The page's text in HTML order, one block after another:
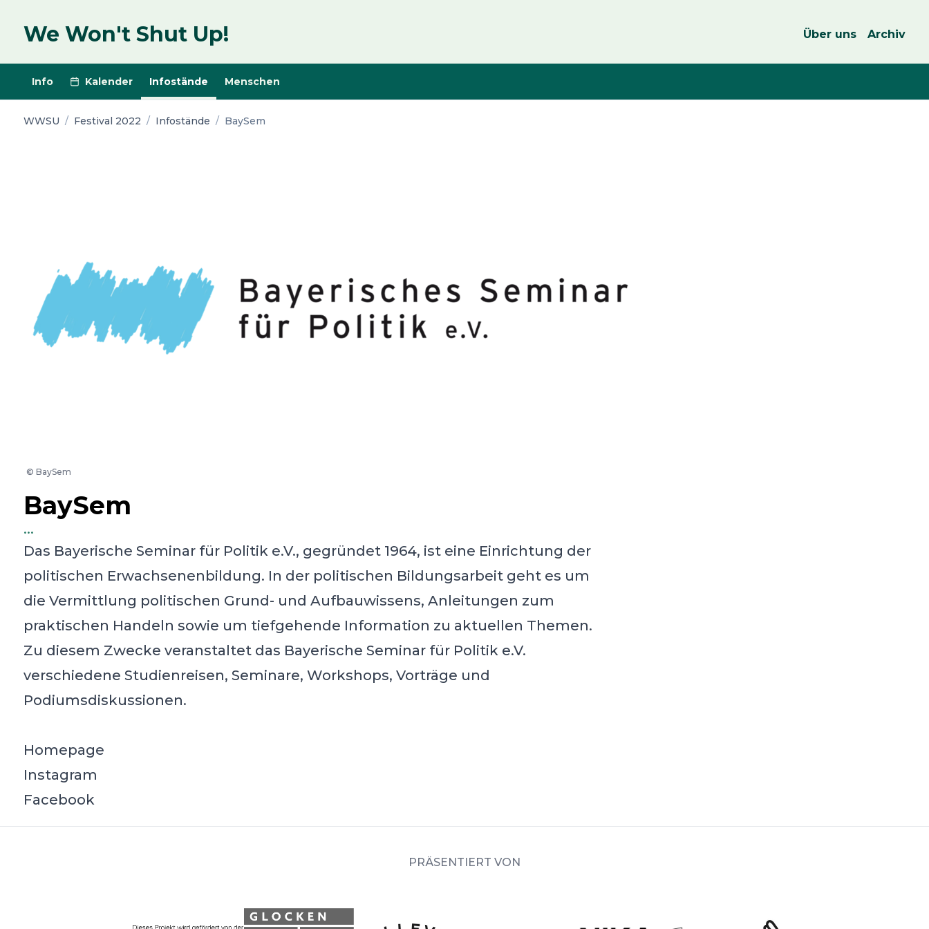
We Won't Shut Up! Über uns Archiv
Info Kalender Infostände Menschen
WWSU / Festival 2022 / Infostände / BaySem
© BaySem
BaySem
...
Das Bayerische Seminar für Politik e.V., gegründet 1964, ist eine Einrichtung der
politischen Erwachsenenbildung. In der politischen Bildungsarbeit geht es um
die Vermittlung politischen Grund- und Aufbauwissens, Anleitungen zum
praktischen Handeln sowie um tiefgehende Information zu aktuellen Themen.
Zu diesem Zwecke veranstaltet das Bayerische Seminar für Politik e.V.
verschiedene Studienreisen, Seminare, Workshops, Vorträge und
Podiumsdiskussionen.
Homepage
Instagram
Facebook
PRÄSENTIERT VON